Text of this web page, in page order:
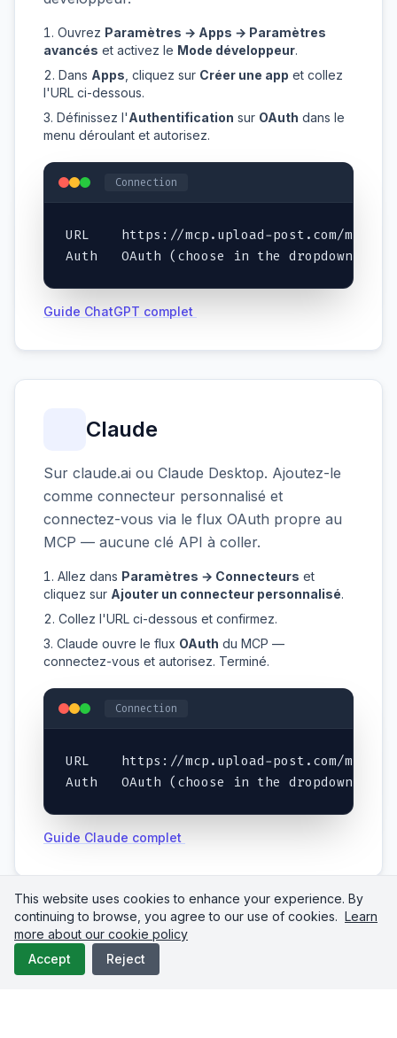
Ouvrez Paramètres → Apps → Paramètres
avancés et activez le Mode développeur.
Dans Apps , cliquez sur Créer une app et collez
l'URL ci-dessous.
Définissez l'Authentification sur OAuth dans le
menu déroulant et autorisez.
Connection
URL    https://mcp.upload-post.com/mcp
Auth   OAuth (choose in the dropdown)
Guide ChatGPT complet
Claude
Sur claude.ai ou Claude Desktop. Ajoutez-le
comme connecteur personnalisé et
connectez-vous via le flux OAuth propre au
MCP — aucune clé API à coller.
Allez dans Paramètres → Connecteurs et
cliquez sur Ajouter un connecteur personnalisé.
Collez l'URL ci-dessous et confirmez.
Claude ouvre le flux OAuth du MCP —
connectez-vous et autorisez. Terminé.
Connection
URL    https://mcp.upload-post.com/mcp
Auth   OAuth (choose in the dropdown)
Guide Claude complet
Claude Code
This website uses cookies to enhance your experience. By
continuing to browse, you agree to our use of cookies. Learn
more about our cookie policy
Accept
Reject